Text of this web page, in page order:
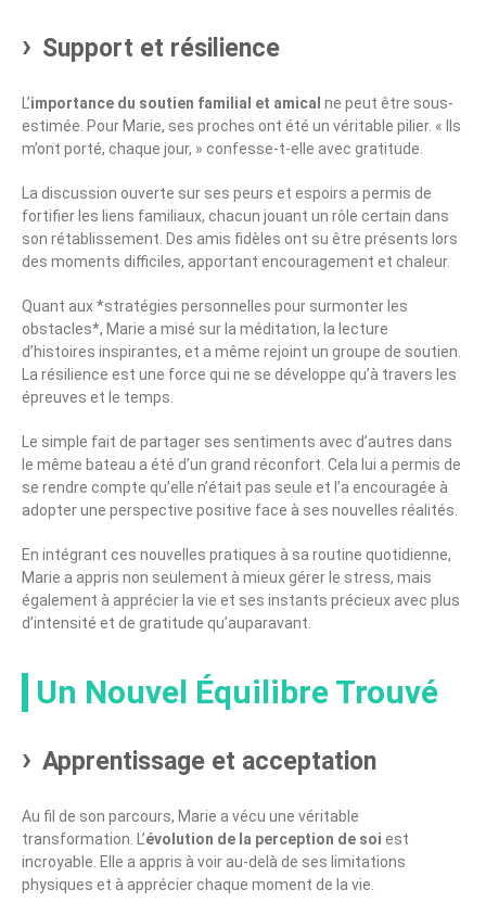
Support et résilience
L’importance du soutien familial et amical ne peut être sous-
estimée. Pour Marie, ses proches ont été un véritable pilier. « Ils
m’ont porté, chaque jour, » confesse-t-elle avec gratitude.
La discussion ouverte sur ses peurs et espoirs a permis de
fortifier les liens familiaux, chacun jouant un rôle certain dans
son rétablissement. Des amis fidèles ont su être présents lors
des moments difficiles, apportant encouragement et chaleur.
Quant aux *stratégies personnelles pour surmonter les
obstacles*, Marie a misé sur la méditation, la lecture
d’histoires inspirantes, et a même rejoint un groupe de soutien.
La résilience est une force qui ne se développe qu’à travers les
épreuves et le temps.
Le simple fait de partager ses sentiments avec d’autres dans
le même bateau a été d’un grand réconfort. Cela lui a permis de
se rendre compte qu’elle n’était pas seule et l’a encouragée à
adopter une perspective positive face à ses nouvelles réalités.
En intégrant ces nouvelles pratiques à sa routine quotidienne,
Marie a appris non seulement à mieux gérer le stress, mais
également à apprécier la vie et ses instants précieux avec plus
d’intensité et de gratitude qu’auparavant.
Un Nouvel Équilibre Trouvé
Apprentissage et acceptation
Au fil de son parcours, Marie a vécu une véritable
transformation. L’évolution de la perception de soi est
incroyable. Elle a appris à voir au-delà de ses limitations
physiques et à apprécier chaque moment de la vie.